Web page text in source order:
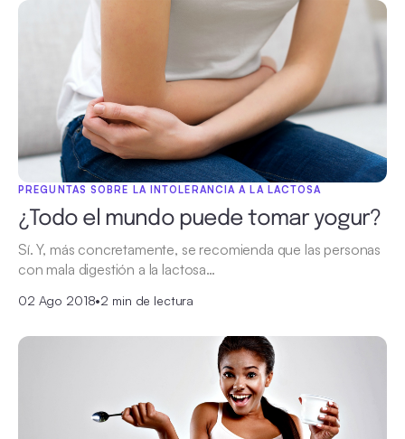
PREGUNTAS SOBRE LA INTOLERANCIA A LA LACTOSA
¿Todo el mundo puede tomar yogur?
Sí. Y, más concretamente, se recomienda que las personas
con mala digestión a la lactosa…
02 Ago 2018•2 min de lectura